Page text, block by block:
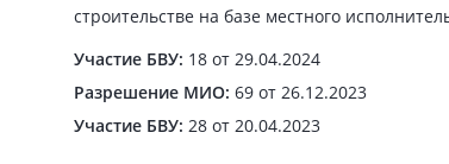
строительстве на базе местного
Участие БВУ: 18 от 29.04.2024
Разрешение МИО: 69 от 26.12.2023
Участие БВУ: 28 от 20.04.2023